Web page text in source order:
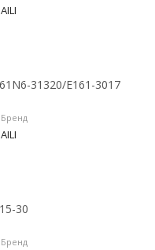
AILI
31320/E161-3017
Бренд
AILI
30
Бренд